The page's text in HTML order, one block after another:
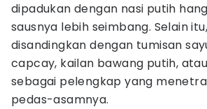
dipadukan dengan nasi putih
sausnya lebih seimbang. Selain
disandingkan dengan tumisan
capcay, kailan bawang putih,
sebagai pelengkap yang
pedas-asamnya.